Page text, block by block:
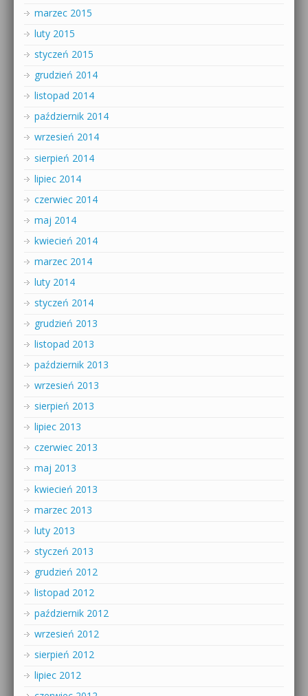
marzec 2015
luty 2015
styczeń 2015
grudzień 2014
listopad 2014
październik 2014
wrzesień 2014
sierpień 2014
lipiec 2014
czerwiec 2014
maj 2014
kwiecień 2014
marzec 2014
luty 2014
styczeń 2014
grudzień 2013
listopad 2013
październik 2013
wrzesień 2013
sierpień 2013
lipiec 2013
czerwiec 2013
maj 2013
kwiecień 2013
marzec 2013
luty 2013
styczeń 2013
grudzień 2012
listopad 2012
październik 2012
wrzesień 2012
sierpień 2012
lipiec 2012